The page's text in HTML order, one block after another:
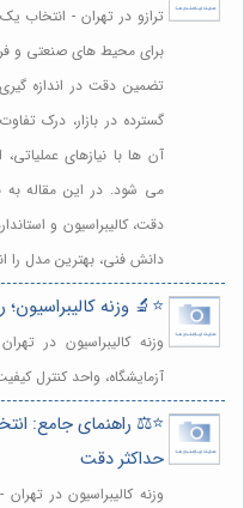
ترازو در تهران - انتخاب
برای محیط های صنعتی و
تضمین دقت در اندازه
گسترده در بازار، درک
آن ها با نیازهای
می شود. در این مقاله به
دقت، کالیبراسیون و
دانش فنی، بهترین مدل را
⭐️🔬 وزنه
وزنه کالیبراسیون در
آزمایشگاه، واحد کنترل
⭐️⚖️ راهنمای جامع:
حداکثر دقت
وزنه کالیبراسیون در